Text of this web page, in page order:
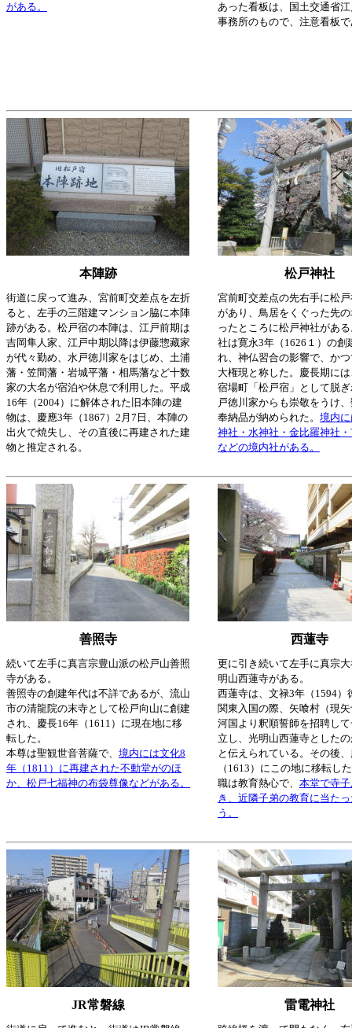
がある。
あった看板は、国土交通省
事務所のもので、注意看板
本陣跡 松戸神社
街道に戻って進み、宮前町交差点を左折
ると、左手の三階建マンション脇に本陣
跡がある。松戸宿の本陣は、江戸前期は
吉岡隼人家、江戸中期以降は伊藤惣藏家
が代々勤め、水戸徳川家をはじめ、土浦
藩・笠間藩・岩城平藩・相馬藩など十数
家の大名が宿泊や休息で利用した。平成
16年（2004）に解体された旧本陣の建
物は、慶應3年（1867）2月7日、本陣の
出火で焼失し、その直後に再建された建
物と推定される。
宮前町交差点の先右手に松
があり、鳥居をくぐった先
ったところに松戸神社があ
社は寛永3年（1626１）の創
れ、神仏習合の影響で、か
大権現と称した。慶長期に
宿場町「松戸宿」として脱
戸徳川家からも崇敬をうけ
奉納品が納められた。 境内
神社・水神社・金比羅神社
などの境内社がある。
善照寺 西蓮寺
続いて左手に真言宗豊山派の松戸山善照
寺がある。
善照寺の創建年代は不詳であるが、流山
市の清龍院の末寺として松戸向山に創建
され、慶長16年（1611）に現在地に移
転した。
本尊は聖観世音菩薩で、 境内には文化8
年（1811）に再建された不動堂がのほ
か、松戸七福神の布袋尊像などがある。
更に引き続いて左手に真宗
明山西蓮寺がある。
西蓮寺は、文禄3年（1594）
関東入国の際、矢喰村（現
河国より釈順誓師を招聘し
立し、光明山西蓮寺とした
と伝えられている。その後
（1613）にこの地に移転し
職は教育熱心で、 本堂で寺
き、近隣子弟の教育に当た
う。
JR常磐線 雷電神社